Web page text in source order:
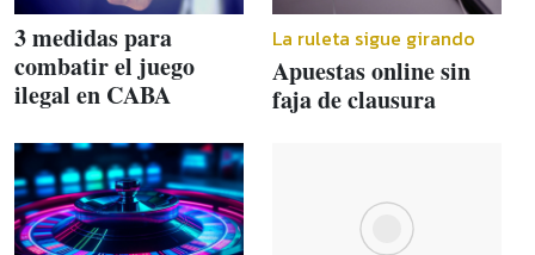
3 medidas para
combatir el juego
ilegal en CABA
La ruleta sigue girando
Apuestas online sin
faja de clausura